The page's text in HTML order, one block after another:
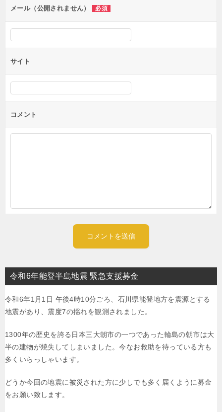
ンメール（公開されません） 必須
サイト
コメント
令和6年能登半島地震 緊急支援募金
令和6年1月1日 午後4時10分ごろ、石川県能登地方を震源とする
地震があり、震度7の揺れを観測されました。
1300年の歴史を誇る日本三大朝市の一つであった輪島の朝市は大
半の建物が焼失してしまいました。今なお救助を待っている方も
多くいらっしゃいます。
どうか今回の地震に被災された方に少しでも多く届くように募金
をお願い致します。